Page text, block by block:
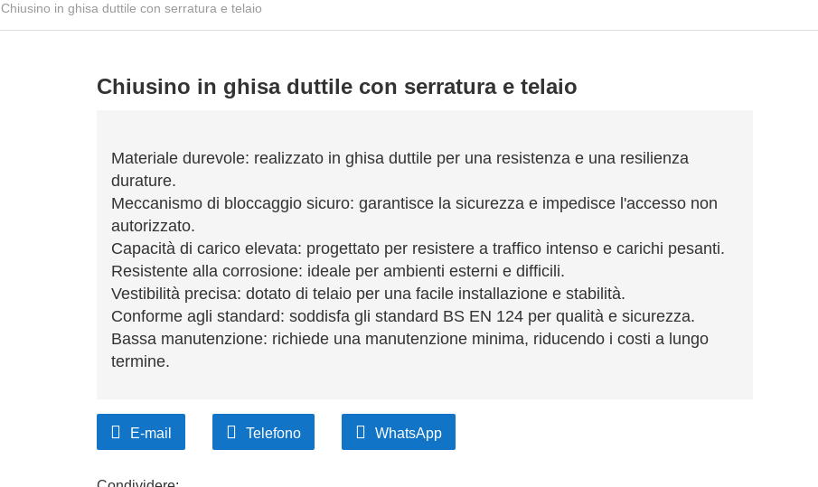
Chiusino in ghisa duttile con serratura e telaio
Chiusino in ghisa duttile con serratura e telaio
Materiale durevole: realizzato in ghisa duttile per una resistenza e una resilienza
durature.
Meccanismo di bloccaggio sicuro: garantisce la sicurezza e impedisce l'accesso non
autorizzato.
Capacità di carico elevata: progettato per resistere a traffico intenso e carichi pesanti.
Resistente alla corrosione: ideale per ambienti esterni e difficili.
Vestibilità precisa: dotato di telaio per una facile installazione e stabilità.
Conforme agli standard: soddisfa gli standard BS EN 124 per qualità e sicurezza.
Bassa manutenzione: richiede una manutenzione minima, riducendo i costi a lungo
termine.
E-mail Telefono WhatsApp